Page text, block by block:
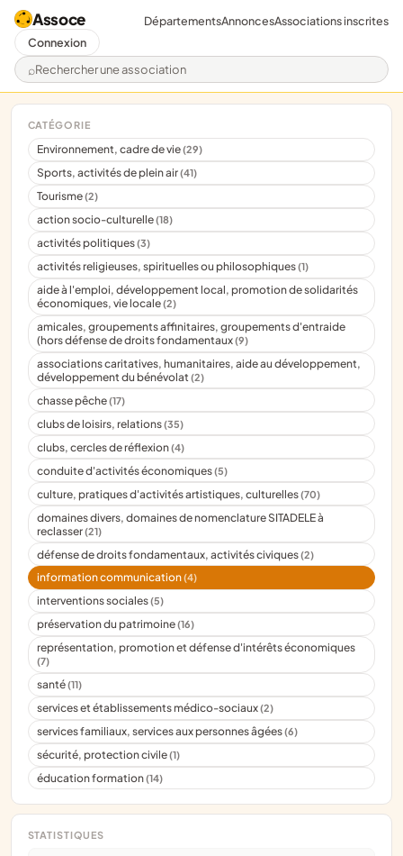
Assoce
Rechercher une association
DépartementsAnnoncesAssociations inscrites
Connexion
CATÉGORIE
Environnement, cadre de vie(29)
Sports, activités de plein air(41)
Tourisme(2)
action socio-culturelle(18)
activités politiques(3)
activités religieuses, spirituelles ou philosophiques(1)
aide à l'emploi, développement local, promotion de solidarités
économiques, vie locale(2)
amicales, groupements affinitaires, groupements d'entraide
(hors défense de droits fondamentaux(9)
associations caritatives, humanitaires, aide au développement,
développement du bénévolat(2)
chasse pêche(17)
clubs de loisirs, relations(35)
clubs, cercles de réflexion(4)
conduite d'activités économiques(5)
culture, pratiques d'activités artistiques, culturelles(70)
domaines divers, domaines de nomenclature SITADELE à
reclasser(21)
défense de droits fondamentaux, activités civiques(2)
information communication(4)
interventions sociales(5)
préservation du patrimoine(16)
représentation, promotion et défense d'intérêts économiques
(7)
santé(11)
services et établissements médico-sociaux(2)
services familiaux, services aux personnes âgées(6)
sécurité, protection civile(1)
éducation formation(14)
STATISTIQUES